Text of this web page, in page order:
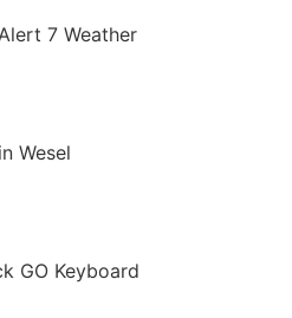
7 Weather
Wesel
GO Keyboard